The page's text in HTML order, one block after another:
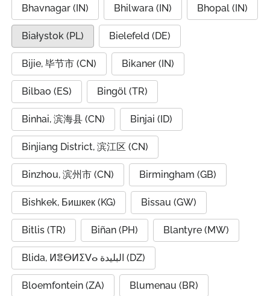
Bhavnagar (IN) Bhilwara (IN) Bhopal (IN)
Białystok (PL) Bielefeld (DE)
Bijie, 毕节市 (CN) Bikaner (IN)
Bilbao (ES) Bingöl (TR)
Binhai, 滨海县 (CN) Binjai (ID)
Binjiang District, 滨江区 (CN)
Binzhou, 滨州市 (CN) Birmingham (GB)
Bishkek, Бишкек (KG) Bissau (GW)
Bitlis (TR) Biñan (PH) Blantyre (MW)
Blida, ⵍⴻⴱⵍⵉⴸⴰ البليدة (DZ)
Bloemfontein (ZA) Blumenau (BR)